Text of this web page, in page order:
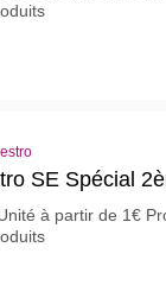
SE Spécial
à partir de 1€